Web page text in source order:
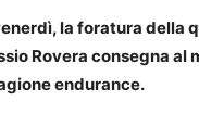
la foratura della
Rovera consegna
endurance.